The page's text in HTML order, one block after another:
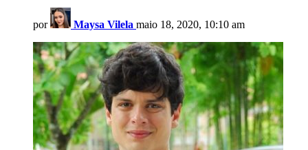
por Maysa Vilela maio 18, 2020, 10:10 am